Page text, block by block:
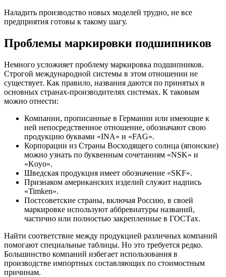
Наладить производство новых моделей трудно, не все
предприятия готовы к такому шагу.
Проблемы маркировки подшипников
Немного усложняет проблему маркировка подшипников.
Строгой международной системы в этом отношении не
существует. Как правило, названия даются по принятых в
основных странах-производителях системах. К таковым
можно отнести:
Компании, прописанные в Германии или имеющие к
ней непосредственное отношение, обозначают свою
продукцию буквами «INA» и «FAG».
Корпорации из Страны Восходящего солнца (японские)
можно узнать по буквенным сочетаниям «NSK» и
«Koyo».
Шведская продукция имеет обозначение «SKF».
Признаком американских изделий служит надпись
«Timken».
Постсоветские страны, включая Россию, в своей
маркировке используют аббревиатуры названий,
частично или полностью закрепленные в ГОСТах.
Найти соответствие между продукцией различных компаний
помогают специальные таблицы. Но это требуется редко.
Большинство компаний избегает использования в
производстве импортных составляющих по стоимостным
причинам.